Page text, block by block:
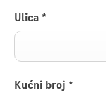
Ulica *
Kućni broj *